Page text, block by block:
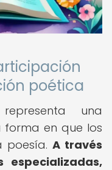
poética
una
forma en que los
poesía. A través